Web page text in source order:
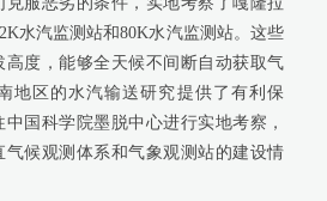
水汽监测站和80K水汽监测站。这些
高度，能够全天候不间断自动获取气
地区的水汽输送研究提供了有利保
国科学院墨脱中心进行实地考察，
气候观测体系和气象观测站的建设情